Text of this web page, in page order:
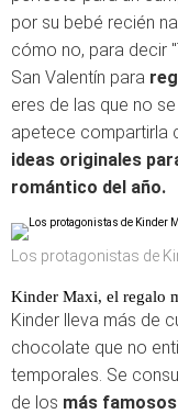
por su bebé recién
cómo no, para decir
San Valentín para
eres de las que no
apetece compartirla
ideas originales
romántico del año.
Los protagonistas de
Kinder Maxi, el regalo
Kinder lleva más de
chocolate que no
temporales. Se
de los más